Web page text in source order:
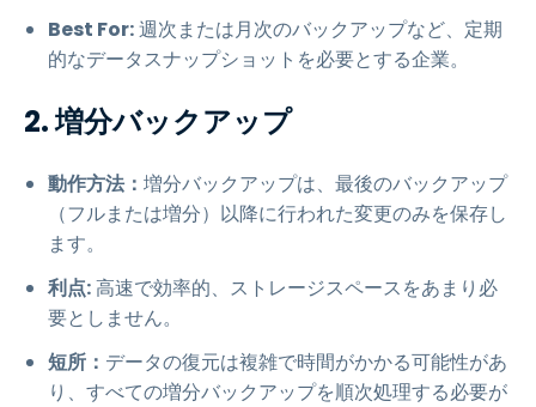
Best For:週次または月次のバックアップなど、定期
的なデータスナップショットを必要とする企業。
2. 増分バックアップ
動作方法： 増分バックアップは、最後のバックアップ
（フルまたは増分）以降に行われた変更のみを保存し
ます。
利点:高速で効率的、ストレージスペースをあまり必
要としません。
短所： データの復元は複雑で時間がかかる可能性があ
り、すべての増分バックアップを順次処理する必要が